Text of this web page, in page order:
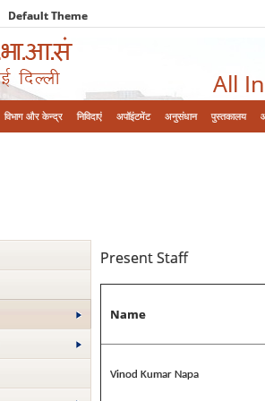
Default Theme
All
विभाग और केन्‍द्र निविदाएं अपॉइंटमेंट अनुसंधान पुस्तकालय
Present Staff
Name
Vinod Kumar Napa